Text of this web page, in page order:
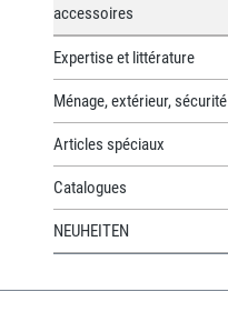
accessoires
Expertise et littérature
Ménage, extérieur, sécurité
Articles spéciaux
Catalogues
NEUHEITEN